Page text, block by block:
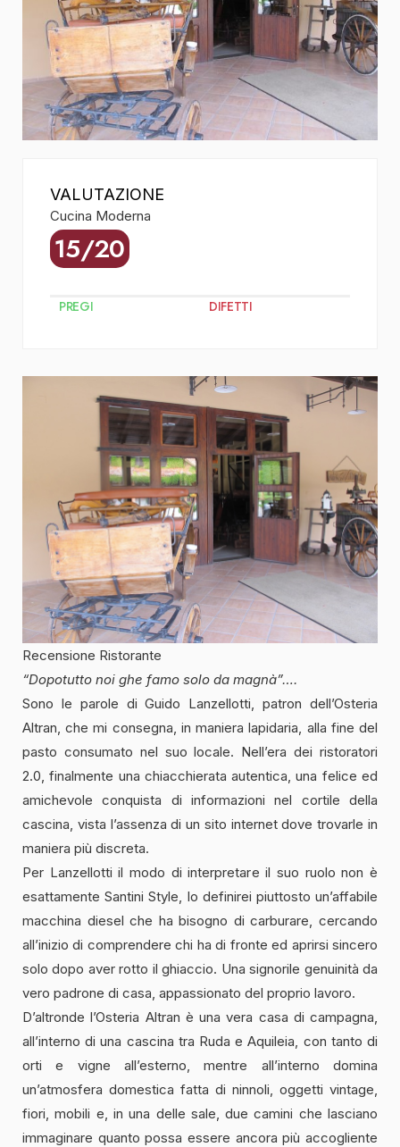
VALUTAZIONE
Cucina Moderna
15/20
PREGI DIFETTI
Recensione Ristorante
“Dopotutto noi ghe famo solo da magnà”….
Sono le parole di Guido Lanzellotti, patron dell’Osteria
Altran, che mi consegna, in maniera lapidaria, alla fine del
pasto consumato nel suo locale. Nell’era dei ristoratori
2.0, finalmente una chiacchierata autentica, una felice ed
amichevole conquista di informazioni nel cortile della
cascina, vista l’assenza di un sito internet dove trovarle in
maniera più discreta.
Per Lanzellotti il modo di interpretare il suo ruolo non è
esattamente Santini Style, lo definirei piuttosto un’affabile
macchina diesel che ha bisogno di carburare, cercando
all’inizio di comprendere chi ha di fronte ed aprirsi sincero
solo dopo aver rotto il ghiaccio. Una signorile genuinità da
vero padrone di casa, appassionato del proprio lavoro.
D’altronde l’Osteria Altran è una vera casa di campagna,
all’interno di una cascina tra Ruda e Aquileia, con tanto di
orti e vigne all’esterno, mentre all’interno domina
un’atmosfera domestica fatta di ninnoli, oggetti vintage,
fiori, mobili e, in una delle sale, due camini che lasciano
immaginare quanto possa essere ancora più accogliente